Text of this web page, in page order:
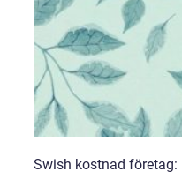
Swish kostnad